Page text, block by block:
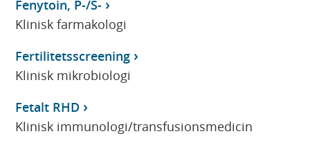
Fenytoin, P-/S-
Klinisk farmakologi
Fertilitetsscreening
Klinisk mikrobiologi
Fetalt RHD
Klinisk immunologi/transfusionsmedicin